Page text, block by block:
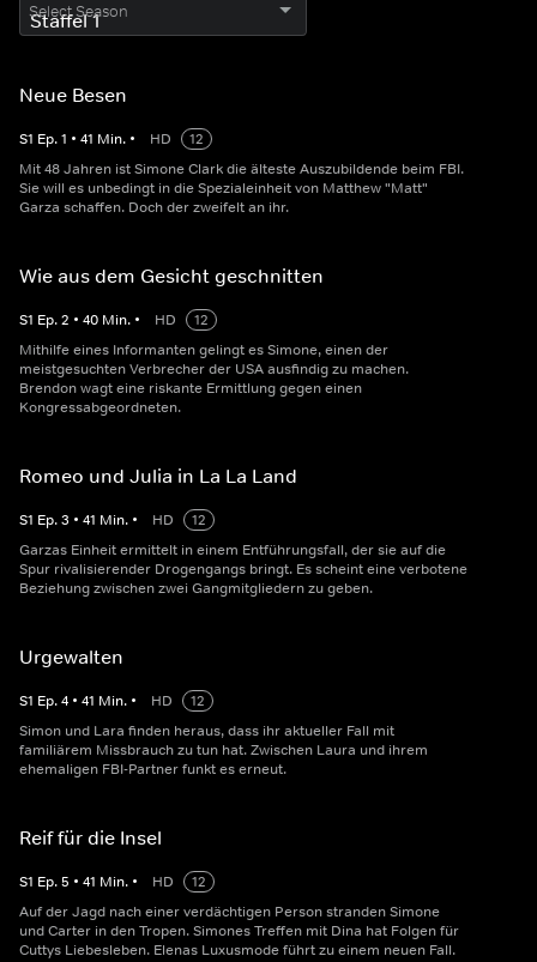
Select Season
Neue Besen
S1 Ep.1 • 41 Min. • HD
12
Mit 48 Jahren ist Simone Clark die älteste Auszubildende beim FBI.
Sie will es unbedingt in die Spezialeinheit von Matthew "Matt"
Garza schaffen. Doch der zweifelt an ihr.
Wie aus dem Gesicht geschnitten
S1 Ep.2 • 40 Min. • HD
12
Mithilfe eines Informanten gelingt es Simone, einen der
meistgesuchten Verbrecher der USA ausfindig zu machen.
Brendon wagt eine riskante Ermittlung gegen einen
Kongressabgeordneten.
Romeo und Julia in La La Land
S1 Ep.3 • 41 Min. • HD
12
Garzas Einheit ermittelt in einem Entführungsfall, der sie auf die
Spur rivalisierender Drogengangs bringt. Es scheint eine verbotene
Beziehung zwischen zwei Gangmitgliedern zu geben.
Urgewalten
S1 Ep.4 • 41 Min. • HD
12
Simon und Lara finden heraus, dass ihr aktueller Fall mit
familiärem Missbrauch zu tun hat. Zwischen Laura und ihrem
ehemaligen FBI-Partner funkt es erneut.
Reif für die Insel
S1 Ep.5 • 41 Min. • HD
12
Auf der Jagd nach einer verdächtigen Person stranden Simone
und Carter in den Tropen. Simones Treffen mit Dina hat Folgen für
Cuttys Liebesleben. Elenas Luxusmode führt zu einem neuen Fall.